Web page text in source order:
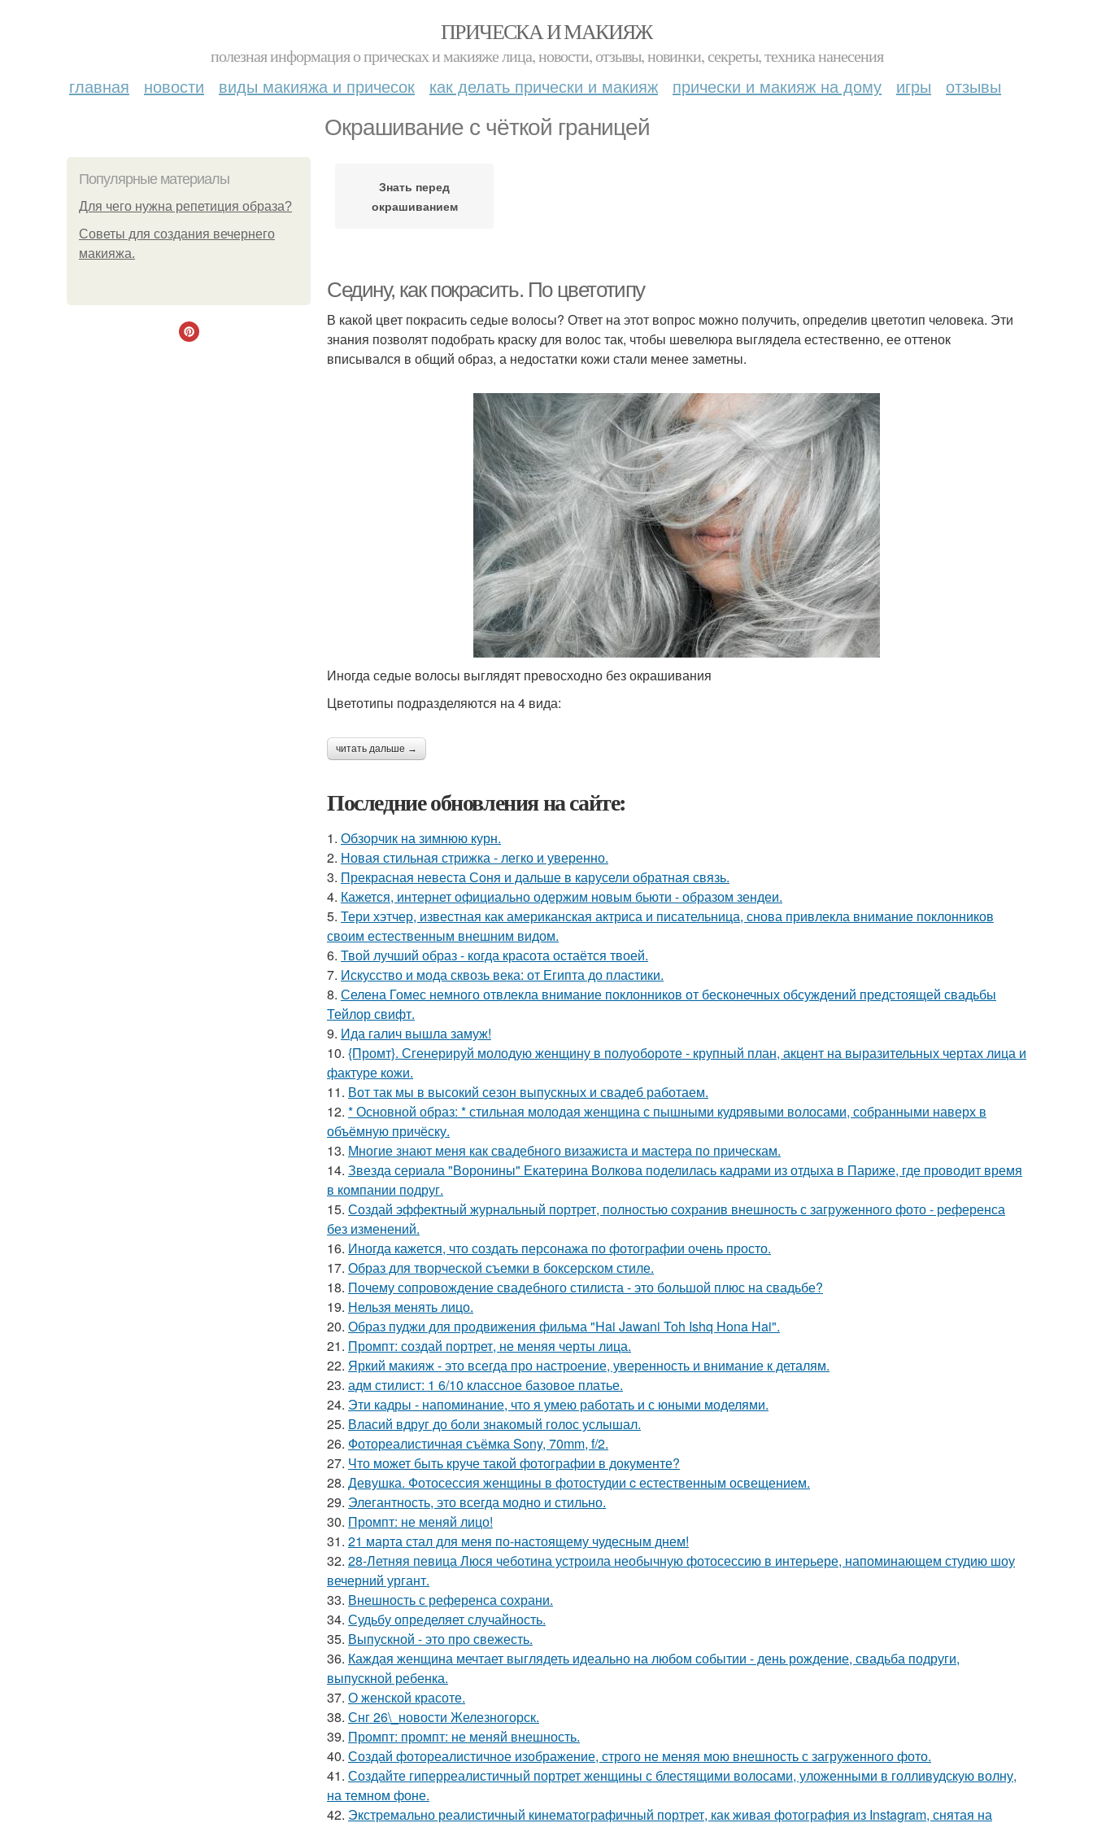
ПРИЧЕСКА И МАКИЯЖ
полезная информация о прическах и макияже лица, новости, отзывы, новинки, секреты, техника нанесения
главная новости виды макияжа и причесок как делать прически и макияж прически и макияж на дому игры отзывы
Окрашивание с чёткой границей
Популярные материалы
Для чего нужна репетиция образа?
Советы для создания вечернего
макияжа.
Знать перед
окрашиванием
Седину, как покрасить. По цветотипу
В какой цвет покрасить седые волосы? Ответ на этот вопрос можно получить, определив цветотип человека. Эти
знания позволят подобрать краску для волос так, чтобы шевелюра выглядела естественно, ее оттенок
вписывался в общий образ, а недостатки кожи стали менее заметны.
Иногда седые волосы выглядят превосходно без окрашивания
Цветотипы подразделяются на 4 вида:
читать дальше →
Последние обновления на сайте:
1. Обзорчик на зимнюю курн.
2. Новая стильная стрижка - легко и уверенно.
3. Прекрасная невеста Соня и дальше в карусели обратная связь.
4. Кажется, интернет официально одержим новым бьюти - образом зендеи.
5. Тери хэтчер, известная как американская актриса и писательница, снова привлекла внимание поклонников
своим естественным внешним видом.
6. Твой лучший образ - когда красота остаётся твоей.
7. Искусство и мода сквозь века: от Египта до пластики.
8. Селена Гомес немного отвлекла внимание поклонников от бесконечных обсуждений предстоящей свадьбы
Тейлор свифт.
9. Ида галич вышла замуж!
10. {Промт}. Сгенерируй молодую женщину в полуобороте - крупный план, акцент на выразительных чертах лица и
фактуре кожи.
11. Вот так мы в высокий сезон выпускных и свадеб работаем.
12. * Основной образ: * стильная молодая женщина с пышными кудрявыми волосами, собранными наверх в
объёмную причёску.
13. Многие знают меня как свадебного визажиста и мастера по прическам.
14. Звезда сериала "Воронины" Екатерина Волкова поделилась кадрами из отдыха в Париже, где проводит время
в компании подруг.
15. Создай эффектный журнальный портрет, полностью сохранив внешность с загруженного фото - референса
без изменений.
16. Иногда кажется, что создать персонажа по фотографии очень просто.
17. Образ для творческой съемки в боксерском стиле.
18. Почему сопровождение свадебного стилиста - это большой плюс на свадьбе?
19. Нельзя менять лицо.
20. Образ пуджи для продвижения фильма "Hai Jawani Toh Ishq Hona Hai".
21. Промпт: создай портрет, не меняя черты лица.
22. Яркий макияж - это всегда про настроение, уверенность и внимание к деталям.
23. адм стилист: 1 6/10 классное базовое платье.
24. Эти кадры - напоминание, что я умею работать и с юными моделями.
25. Власий вдруг до боли знакомый голос услышал.
26. Фотореалистичная съёмка Sony, 70mm, f/2.
27. Что может быть круче такой фотографии в документе?
28. Девушка. Фотосессия женщины в фотостудии c естественным освещением.
29. Элегантность, это всегда модно и стильно.
30. Промпт: не меняй лицо!
31. 21 марта стал для меня по-настоящему чудесным днем!
32. 28-Летняя певица Люся чеботина устроила необычную фотосессию в интерьере, напоминающем студию шоу
вечерний ургант.
33. Внешность с референса сохрани.
34. Судьбу определяет случайность.
35. Выпускной - это про свежесть.
36. Каждая женщина мечтает выглядеть идеально на любом событии - день рождение, свадьба подруги,
выпускной ребенка.
37. О женской красоте.
38. Снг 26\_новости Железногорск.
39. Промпт: промпт: не меняй внешность.
40. Создай фотореалистичное изображение, строго не меняя мою внешность с загруженного фото.
41. Создайте гиперреалистичный портрет женщины с блестящими волосами, уложенными в голливудскую волну,
на темном фоне.
42. Экстремально реалистичный кинематографичный портрет, как живая фотография из Instagram, снятая на